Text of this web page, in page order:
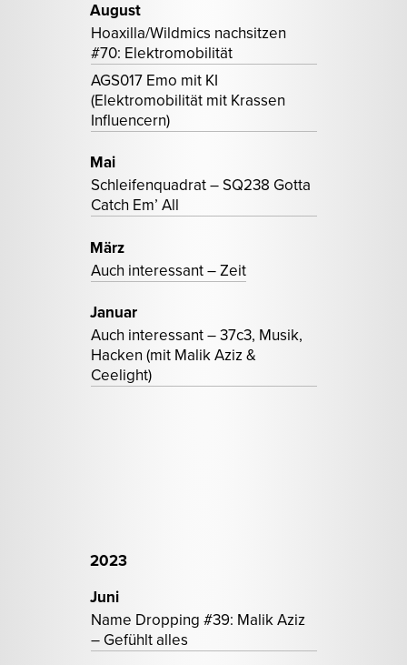
August
Hoaxilla/Wildmics nachsitzen
#70: Elektromobilität
AGS017 Emo mit KI
(Elektromobilität mit Krassen
Influencern)
Mai
Schleifenquadrat – SQ238 Gotta
Catch Em’ All
März
Auch interessant – Zeit
Januar
Auch interessant – 37c3, Musik,
Hacken (mit Malik Aziz &
Ceelight)
2023
Juni
Name Dropping #39: Malik Aziz
– Gefühlt alles